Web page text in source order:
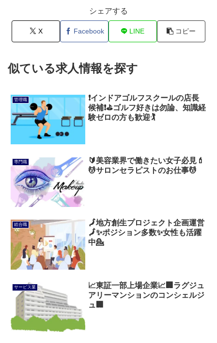
シェアする
X Facebook LINE コピー
似ている求人情報を探す
管理職
❗インドアゴルフスクールの店長
候補❗⛳ゴルフ好きは勿論、知識経
験ゼロの方も歓迎🏌️
専門職
🔰美容業界で働きたい女子必見💄
💆サロンセラピストのお仕事💆
総合職
🗾地方創生プロジェクト企画運営
🗾✨ポジション多数✨女性も活躍
中💁
サービス業
📈東証一部上場企業📈🏢ラグジュ
アリーマンションのコンシェルジ
ュ🏢